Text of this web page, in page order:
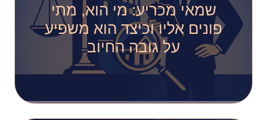
שמאי מכריע: מי הוא, מתי
פונים אליו וכיצד הוא משפיע
על גובה החיוב